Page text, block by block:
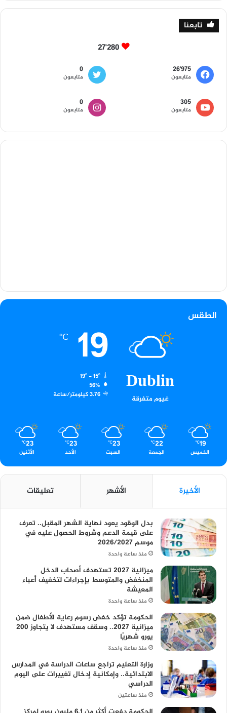
تابعنا
27٬280
26٬975
متابعون
0
متابعون
305
متابعون
0
متابعون
الطقس
Dublin
غيوم متفرقة
19
℃
19º - 15º
56%
3.76 كيلومتر/ساعة
19
℃
الخميس
22
℃
الجمعة
23
℃
السبت
23
℃
الأحد
23
℃
الأثنين
الأخيرة الأشهر تعليقات
بدل الوقود يعود نهاية الشهر المقبل.. تعرف
على قيمة الدعم وشروط الحصول عليه في
موسم 2026/2027
منذ ساعة واحدة
ميزانية 2027 تستهدف أصحاب الدخل
المنخفض والمتوسط بإجراءات لتخفيف أعباء
المعيشة
منذ ساعة واحدة
الحكومة تؤكد خفض رسوم رعاية الأطفال ضمن
ميزانية 2027.. وسقف مستهدف لا يتجاوز 200
يورو شهريًا
منذ ساعة واحدة
وزارة التعليم تراجع ساعات الدراسة في المدارس
الابتدائية.. وإمكانية إدخال تغييرات على اليوم
الدراسي
منذ ساعتين